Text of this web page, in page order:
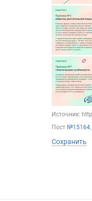
Источник:
Пост №15164
Сохранить